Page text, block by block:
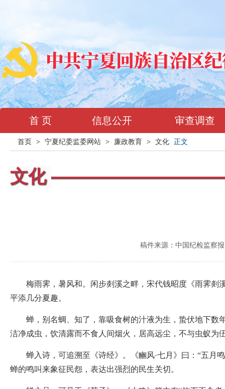
首 页 信息公开 审查调查
首页 > 宁夏纪委监委网站 > 廉政教育 > 文化 正文
文化
稿件来源：中国纪检监察报
梅雨霁，暑风和。闲步剡溪之畔，宋代钱昭度《雨霁剡溪
平添几分夏趣。
蝉，别名蜩、知了，靠吸食树的汁液为生，蛰伏地下数
洁净成虫，饮清露而不食人间烟火，居高远尘，不与虫蚁为
蝉入诗，可追溯至《诗经》。《豳风·七月》曰：“五月鸣
蝉的鸣叫来象征民怨，表达出强烈的民生关切。